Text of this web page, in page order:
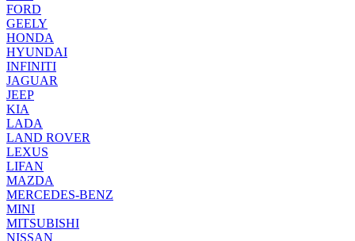
FORD
GEELY
HONDA
HYUNDAI
INFINITI
JAGUAR
JEEP
KIA
LADA
LAND ROVER
LEXUS
LIFAN
MAZDA
MERCEDES-BENZ
MINI
MITSUBISHI
NISSAN